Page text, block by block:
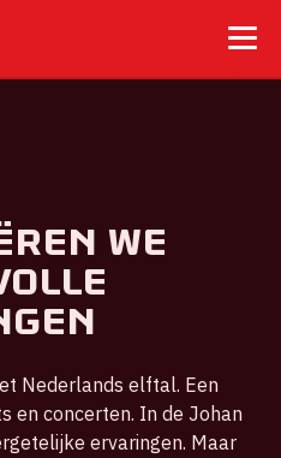
we
Nederlands elftal. Een
en concerten. In de Johan
ervaringen. Maar